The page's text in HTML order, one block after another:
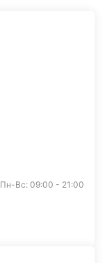
Пн-Вс: 09:00 - 21:00